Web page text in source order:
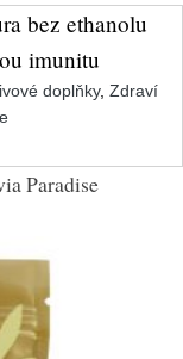
bez ethanolu
imunitu
doplňky, Zdraví
Paradise